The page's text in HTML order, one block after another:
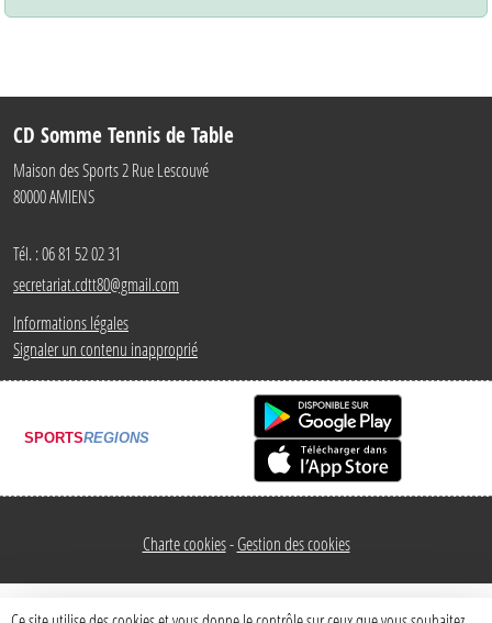
CD Somme Tennis de Table
Maison des Sports 2 Rue Lescouvé
80000AMIENS
Tél. :06 81 52 02 31
secretariat.cdtt80@gmail.com
Informations légales
Signaler un contenu inapproprié
SPORTSREGIONS
Charte cookies Gestion des cookies